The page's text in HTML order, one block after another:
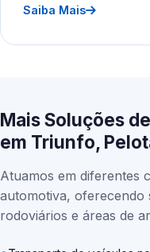
Saiba Mais
Mais Soluções
em Triunfo,
Atuamos em diferentes
automotiva, oferecendo
rodoviários e áreas de